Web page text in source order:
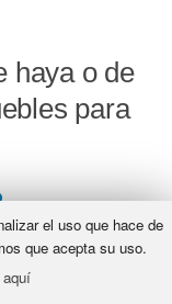
haya o de
para
el uso que hace de
que acepta su uso.
aquí